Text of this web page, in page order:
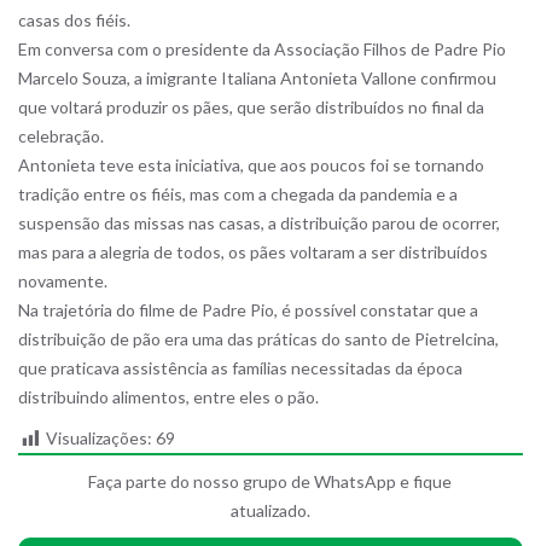
casas dos fiéis.
Em conversa com o presidente da Associação Filhos de Padre Pio
Marcelo Souza, a imigrante Italiana Antonieta Vallone confirmou
que voltará produzir os pães, que serão distribuídos no final da
celebração.
Antonieta teve esta iniciativa, que aos poucos foi se tornando
tradição entre os fiéis, mas com a chegada da pandemia e a
suspensão das missas nas casas, a distribuição parou de ocorrer,
mas para a alegria de todos, os pães voltaram a ser distribuídos
novamente.
Na trajetória do filme de Padre Pio, é possível constatar que a
distribuição de pão era uma das práticas do santo de Pietrelcina,
que praticava assistência as famílias necessitadas da época
distribuindo alimentos, entre eles o pão.
Visualizações: 69
Faça parte do nosso grupo de WhatsApp e fique
atualizado.